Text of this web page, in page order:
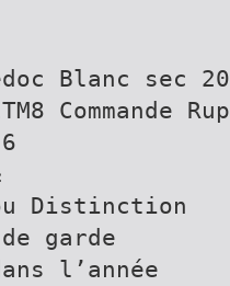
Blanc sec
Commande
Distinction
garde
l’année